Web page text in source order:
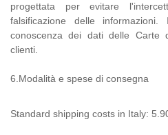
progettata per evitare
falsificazione delle
conoscenza dei dati delle Carte
clienti.
6.Modalità e spese di consegna
Standard shipping costs in Italy: